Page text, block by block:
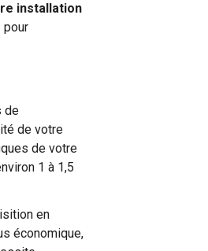
installation
pour
de
de votre
de votre
1 à 1,5
en
économique,